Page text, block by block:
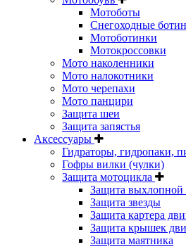
Мотоботы
Снегоходные
Мотоботинки
Мотокроссовки
Мото наколенники
Мото налокотники
Мото черепахи
Мото панцири
Защита шеи
Защита запястья
Аксессуары
Гидраторы, гидропаки,
Гофры вилки (чулки)
Защита мотоцикла
Защита выхлопной
Защита звезды
Защита картера
Защита крышек
Защита маятника